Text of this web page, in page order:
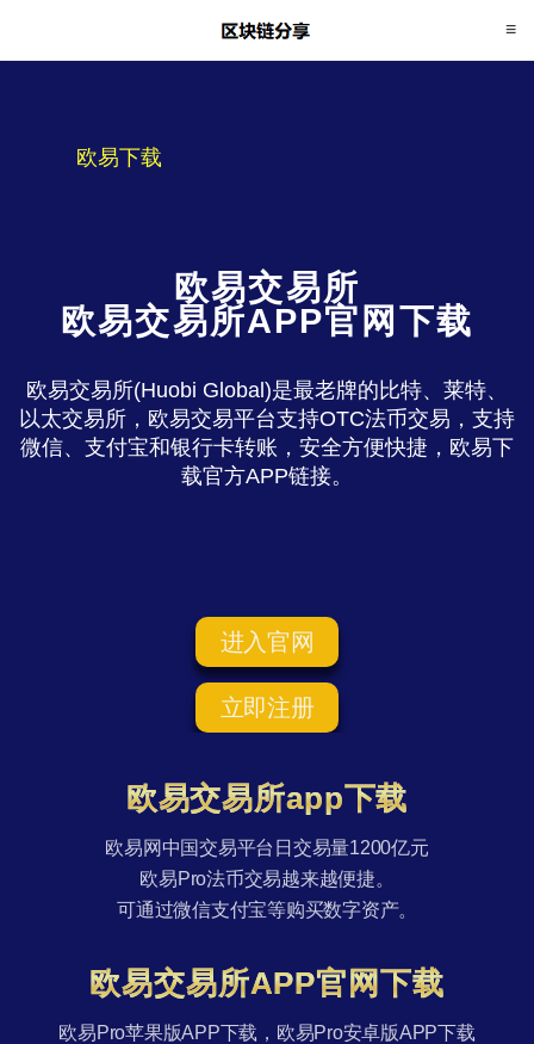
欧易下载
欧易交易所
欧易交易所APP官网下载
欧易交易所(Huobi Global)是最老牌的比特、莱特、
以太交易所，欧易交易平台支持OTC法币交易，支持
微信、支付宝和银行卡转账，安全方便快捷，欧易下
载官方APP链接。
进入官网
立即注册
欧易交易所app下载
欧易网中国交易平台日交易量1200亿元
欧易Pro法币交易越来越便捷。
可通过微信支付宝等购买数字资产。
欧易交易所APP官网下载
欧易Pro苹果版APP下载，欧易Pro安卓版APP下载